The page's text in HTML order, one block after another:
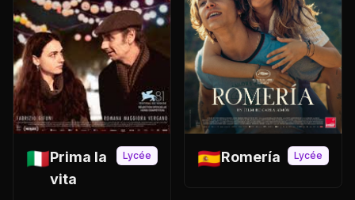
🇮🇹Prima la
vita
Lycée 🇪🇸Romería Lycée